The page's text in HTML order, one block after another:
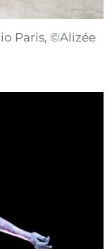
Paris, ©Alizée